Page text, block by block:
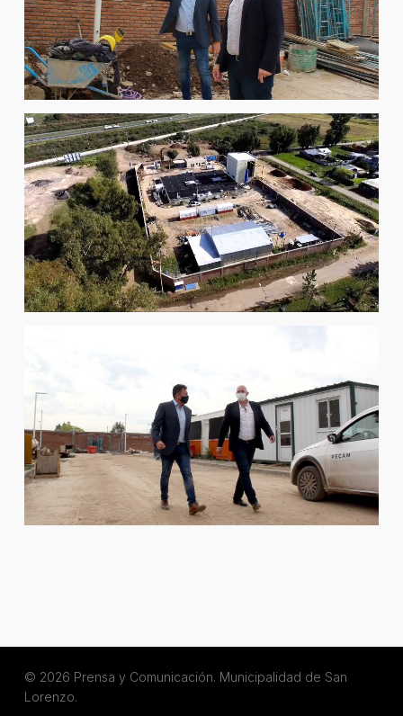
© 2026 Prensa y Comunicación. Municipalidad de San
Lorenzo.